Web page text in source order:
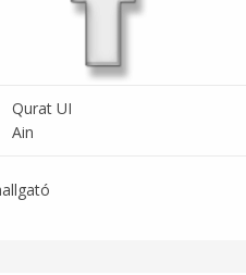
Qurat UI
Ain